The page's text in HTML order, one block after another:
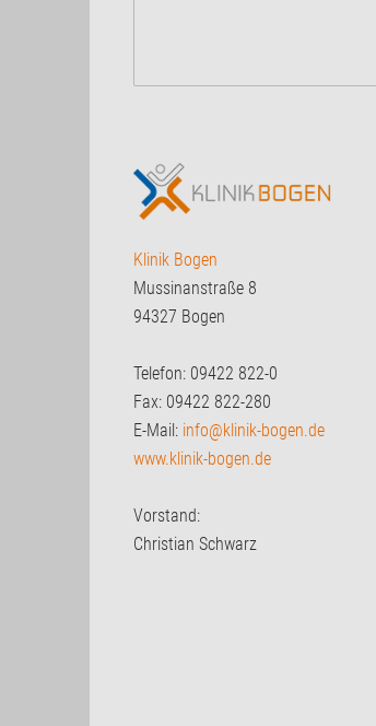
Klinik Bogen
Mussinanstraße 8
94327 Bogen
Telefon: 09422 822-0
Fax: 09422 822-280
E-Mail: info@klinik-bogen.de
www.klinik-bogen.de
Vorstand:
Christian Schwarz